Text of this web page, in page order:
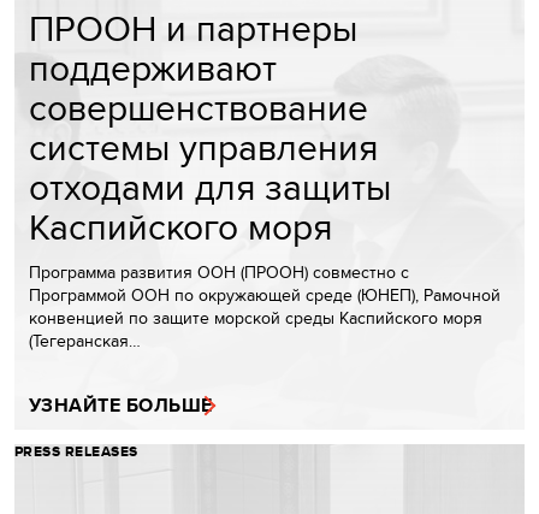
ПРООН и партнеры
поддерживают
совершенствование
системы управления
отходами для защиты
Каспийского моря
Программа развития ООН (ПРООН) совместно с
Программой ООН по окружающей среде (ЮНЕП), Рамочной
конвенцией по защите морской среды Каспийского моря
(Тегеранская…
УЗНАЙТЕ БОЛЬШЕ
PRESS RELEASES